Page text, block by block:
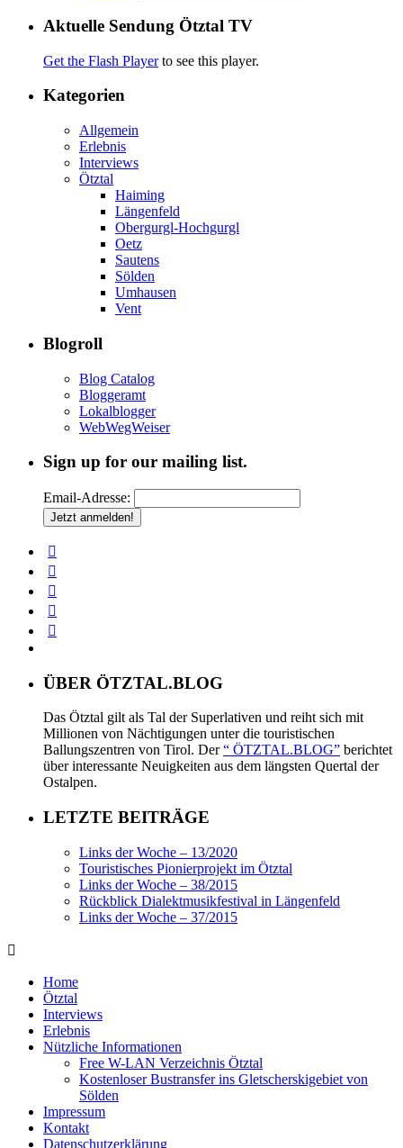
Aktuelle Sendung Ötztal TV
Get the Flash Playerto see this player.
Kategorien
Allgemein
Erlebnis
Interviews
Ötztal
Haiming
Längenfeld
Obergurgl-Hochgurgl
Oetz
Sautens
Sölden
Umhausen
Vent
Blogroll
Blog Catalog
Bloggeramt
Lokalblogger
WebWegWeiser
Sign up for our mailing list.
Email-Adresse:
ÜBER ÖTZTAL.BLOG
Das Ötztal gilt als Tal der Superlativen und reiht sich mit
Millionen von Nächtigungen unter die touristischen
Ballungszentren von Tirol. Der“ ÖTZTAL.BLOG” berichtet
über interessante Neuigkeiten aus dem längsten Quertal der
Ostalpen.
LETZTE BEITRÄGE
Links der Woche – 13/2020
Touristisches Pionierprojekt im Ötztal
Links der Woche – 38/2015
Rückblick Dialektmusikfestival in Längenfeld
Links der Woche – 37/2015
Home
Ötztal
Interviews
Erlebnis
Nützliche Informationen
Free W-LAN Verzeichnis Ötztal
Kostenloser Bustransfer ins Gletscherskigebiet von
Sölden
Impressum
Kontakt
Datenschutzerklärung